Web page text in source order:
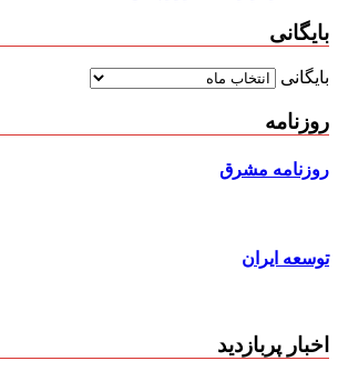
بایگانی
بایگانی
روزنامه
روزنامه مشرق
توسعه ایران
اخبار پربازدید